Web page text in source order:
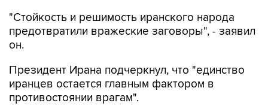
"Стойкость и решимость иранского народа
предотвратили вражеские заговоры", - заявил
он.
Президент Ирана подчеркнул, что "единство
иранцев остается главным фактором в
противостоянии врагам".